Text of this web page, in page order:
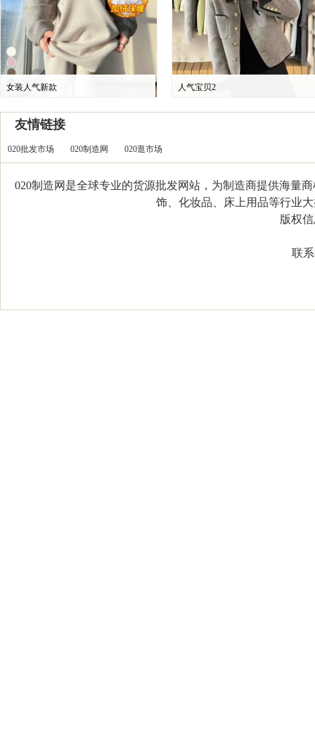
女装人气新款 人气宝贝2
友情链接
020批发市场 020制造网 020逛市场
020制造网是全球专业的货源批发网站，为制造商提供海量
饰、化妆品、床上用品等行业
版权信
联